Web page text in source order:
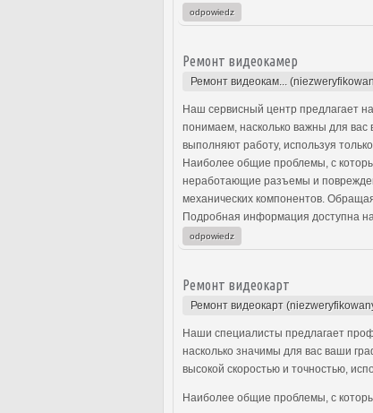
odpowiedz
Ремонт видеокамер
Ремонт видеокам...
Наш сервисный центр предлагает
понимаем, насколько важны для
выполняют работу, используя
Наиболее общие проблемы, с
неработающие разъемы и
механических компонентов.
Подробная информация доступна
odpowiedz
Ремонт видеокарт
Ремонт видеокарт
Наши специалисты предлагает
насколько значимы для вас ваши
высокой скоростью и точностью,
Наиболее общие проблемы, с